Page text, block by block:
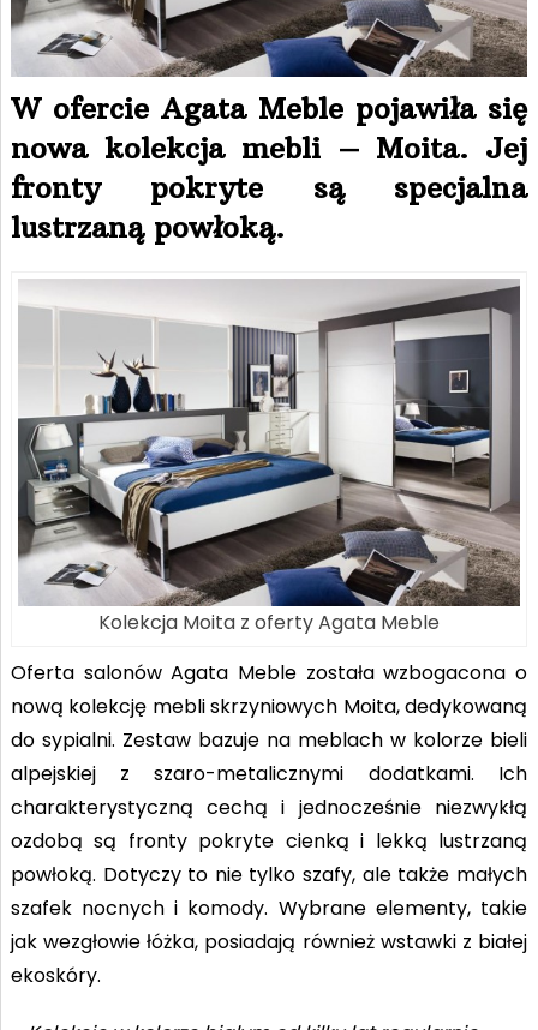
W ofercie Agata Meble pojawiła się
nowa kolekcja mebli – Moita. Jej
fronty pokryte są specjalna
lustrzaną powłoką.
Kolekcja Moita z oferty Agata Meble
Oferta salonów Agata Meble została wzbogacona o
nową kolekcję mebli skrzyniowych Moita, dedykowaną
do sypialni. Zestaw bazuje na meblach w kolorze bieli
alpejskiej z szaro-metalicznymi dodatkami. Ich
charakterystyczną cechą i jednocześnie niezwykłą
ozdobą są fronty pokryte cienką i lekką lustrzaną
powłoką. Dotyczy to nie tylko szafy, ale także małych
szafek nocnych i komody. Wybrane elementy, takie
jak wezgłowie łóżka, posiadają również wstawki z białej
ekoskóry.